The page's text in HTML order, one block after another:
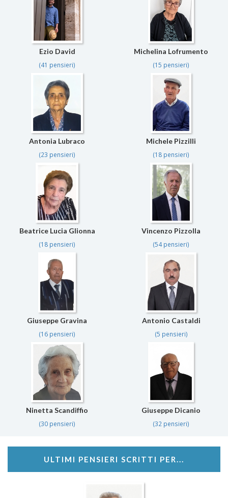
Ezio David
(41 pensieri)
Michelina Lofrumento
(15 pensieri)
Antonia Lubraco
(23 pensieri)
Michele Pizzilli
(18 pensieri)
Beatrice Lucia Glionna
(18 pensieri)
Vincenzo Pizzolla
(54 pensieri)
Giuseppe Gravina
(16 pensieri)
Antonio Castaldi
(5 pensieri)
Ninetta Scandiffio
(30 pensieri)
Giuseppe Dicanio
(32 pensieri)
ULTIMI PENSIERI SCRITTI PER...